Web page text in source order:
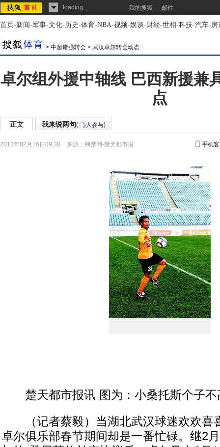
loading... 我的搜狐 邮件
首页-新闻-军事-文化-历史-体育-NBA-视频-娱谈-财经-世相-科技-汽车-房
> 中超诸强转会 > 武汉卓尔转会动态
卓尔组外援中轴线 巴西新援兼
点
正文 我来说两句( 人参与)
2013年02月16日09:38 来源： 荆楚网-楚天都市报 手机
楚天都市报讯 图为：小桑托斯个子不
（记者蔡毅）当湖北武汉球迷欢欢喜
卓尔俱乐部春节期间却是一番忙碌。继2